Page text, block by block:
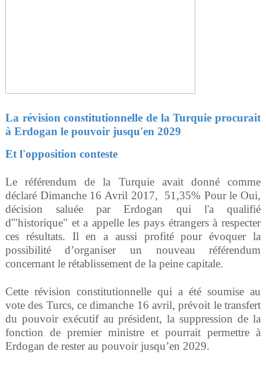
La révision constitutionnelle de la Turquie procurait
à Erdogan le pouvoir jusqu'en 2029
Et l'opposition conteste
Le référendum de la Turquie avait donné comme
déclaré Dimanche 16 Avril 2017, 51,35% Pour le Oui,
décision saluée par Erdogan qui l'a qualifié
d'"historique" et a appelle les pays étrangers à respecter
ces résultats. Il en a aussi profité pour évoquer la
possibilité d’organiser un nouveau référendum
concernant le rétablissement de la peine capitale.
Cette révision constitutionnelle qui a été soumise au
vote des Turcs, ce dimanche 16 avril, prévoit le transfert
du pouvoir exécutif au président, la suppression de la
fonction de premier ministre et pourrait permettre à
Erdogan de rester au pouvoir jusqu’en 2029.